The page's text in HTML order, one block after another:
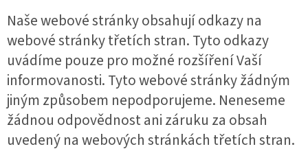
Naše webové stránky obsahují odkazy na
webové stránky třetích stran. Tyto odkazy
uvádíme pouze pro možné rozšíření Vaší
informovanosti. Tyto webové stránky žádným
jiným způsobem nepodporujeme. Neneseme
žádnou odpovědnost ani záruku za obsah
uvedený na webových stránkách třetích stran.